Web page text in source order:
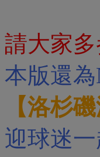
請大家
本版還
【洛杉
迎球迷